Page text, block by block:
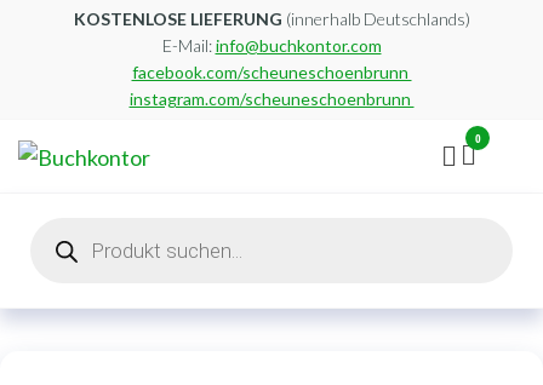
KOSTENLOSE LIEFERUNG (innerhalb Deutschlands)
E-Mail:info@buchkontor.com
facebook.com/scheuneschoenbrunn
instagram.com/scheuneschoenbrunn
0
search